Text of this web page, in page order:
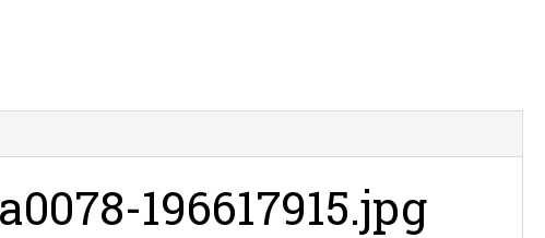
196617915.jpg